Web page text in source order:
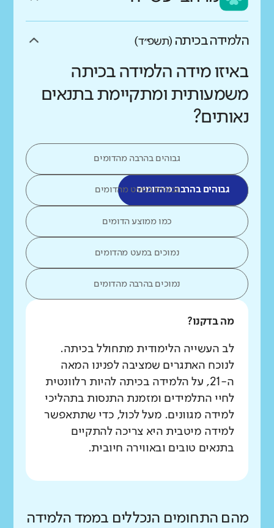
הלמידה בכיתה (תשפ״ד)
באיזו מידה הלמידה בכיתה
משמעותית ומתקיימת בתנאים
נאותים?
גבוהים בהרבה מהדומים
גבוהים בהרבה מהדומיםגבוהים במעט מהדומים
כמו ממוצע הדומים
נמוכים במעט מהדומים
נמוכים בהרבה מהדומים
מה בדקנו?
לב העשייה הלימודית מתחולל בכיתה.
לנוכח האתגרים שמציבה לפנינו המאה
ה-21, על הלמידה בכיתה להיות רלוונטית
לחיי התלמידים ומזמנת התנסות בתהליכי
למידה מגוונים. מעל לכול, כדי שתתאפשר
למידה מיטבית היא צריכה להתקיים
בתנאים טובים ובאווירה חיובית.
מהם התחומים הנכללים בממד הלמידה